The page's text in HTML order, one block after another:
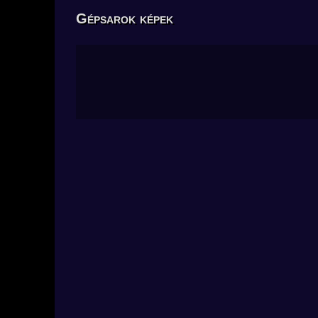
Gépsarok képek